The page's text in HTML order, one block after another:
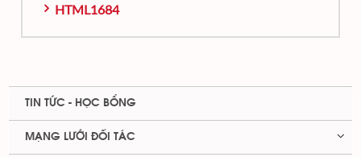
HTML1684
TIN TỨC - HỌC BỔNG
MẠNG LƯỚI ĐỐI TÁC